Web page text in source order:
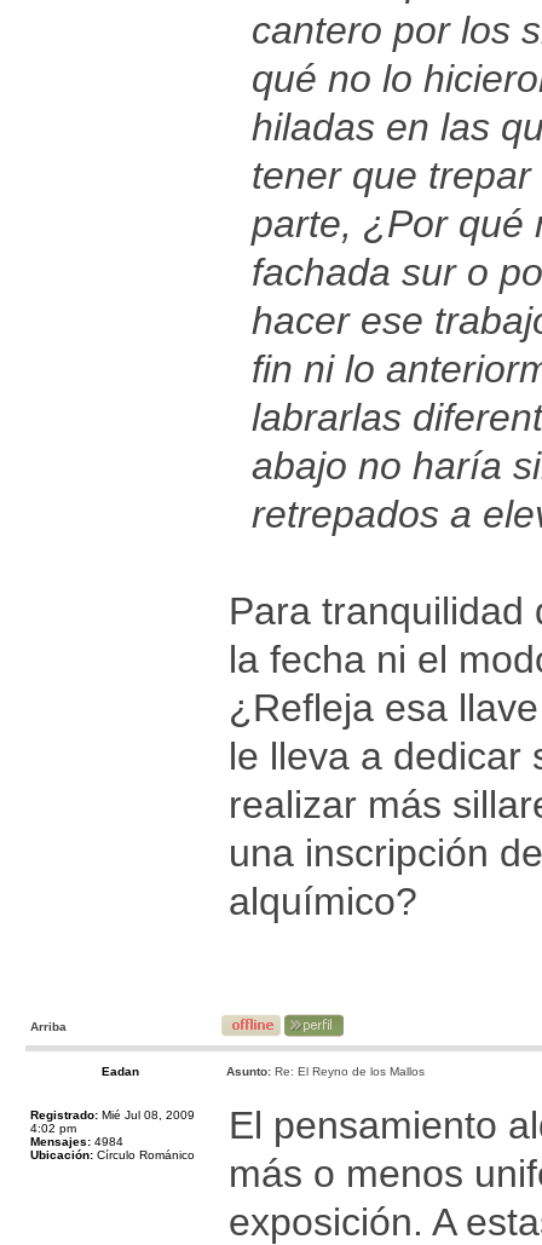
cantero por los
qué no lo
hiladas en las
tener que
parte, ¿Por qué
fachada sur o
hacer ese
fin ni lo
labrarlas
abajo no haría
retrepados a
Para tranquilidad
la fecha ni el
¿Refleja esa
le lleva a dedicar
realizar más
una inscripción
alquímico?
Arriba
Eadan Asunto: Re: El Reyno de los Mallos
Registrado: Mié Jul 08, 2009
4:02 pm
Mensajes: 4984
Ubicación: Círculo Románico
El pensamiento
más o menos
exposición. A